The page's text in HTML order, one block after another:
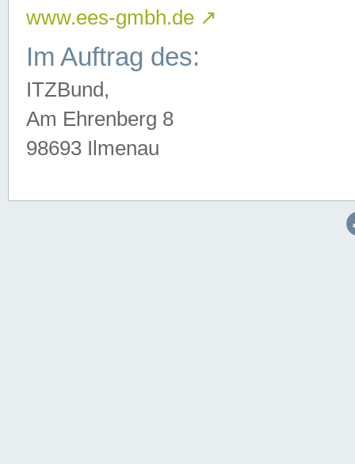
www.ees-gmbh.de ↗
Im Auftrag des:
ITZBund,
Am Ehrenberg 8
98693 Ilmenau